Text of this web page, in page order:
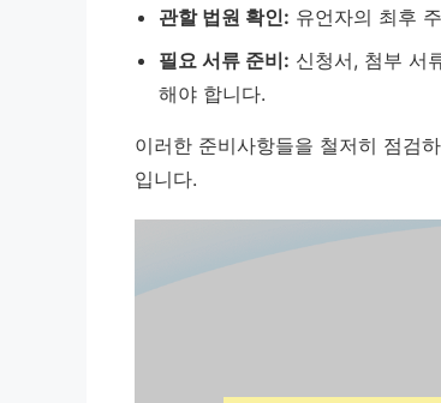
관할 법원 확인: 유언자의 최후
필요 서류 준비: 신청서, 첨부 서
해야 합니다.
이러한 준비사항들을 철저히 점검
입니다.